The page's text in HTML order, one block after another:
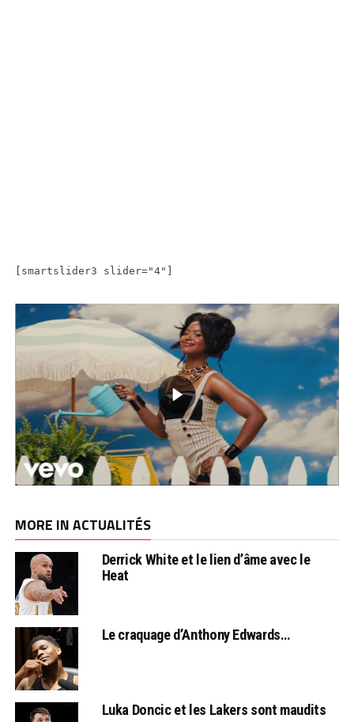
[smartslider3 slider="4"]
MORE IN ACTUALITÉS
Derrick White et le lien d’âme avec le
Heat
Le craquage d’Anthony Edwards…
Luka Doncic et les Lakers sont maudits